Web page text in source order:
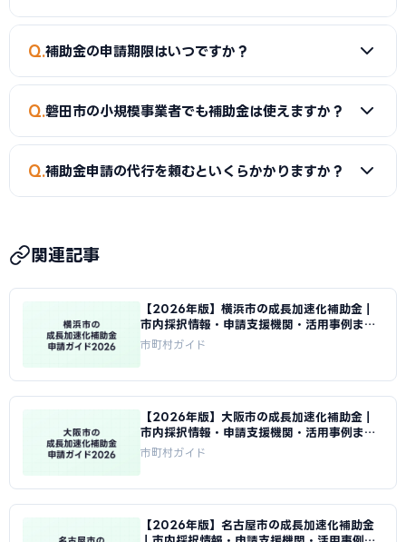
確認ください。
A
新市場進出（新たな市場への展開）、新製品開発、事業
が対象です。事業再構築補助金の後継制度として、中小企業の
新たな挑戦を幅広く支援しています。
Q 補助金の申請期限はいつですか？
A
補助金によって異なります。市独自の補助金は予算がなく
ます。
Q 磐田市の小規模事業者でも補助金は使えますか？
A
はい。小規模事業者持続化補助金（上限50〜250万円）
Q 補助金申請の代行を頼むといくらかかりますか？
す。当サイトでは磐田市に対応した専門家を無料でご紹介して
います。
関連記事
【2026年版】横浜市の成長加速化補助金｜
市内採択情報・申請支援機関・活用事例まと
め｜成長加速化補助金ナビ
市町村ガイド
【2026年版】大阪市の成長加速化補助金｜
市内採択情報・申請支援機関・活用事例まと
め｜成長加速化補助金ナビ
市町村ガイド
【2026年版】名古屋市の成長加速化補助金